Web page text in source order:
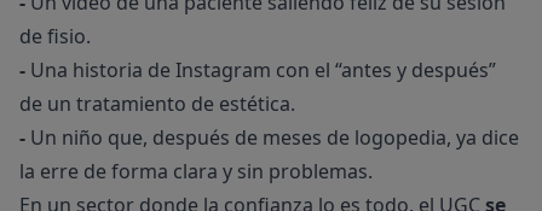
de fisio.
- Una historia de Instagram con el “antes y después”
de un tratamiento de estética.
- Un niño que, después de meses de logopedia, ya dice
la erre de forma clara y sin problemas.
En un sector donde la confianza lo es todo, el UGCse